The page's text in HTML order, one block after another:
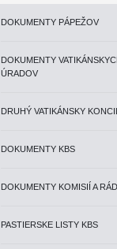
DOKUMENTY PÁPEŽOV
DOKUMENTY
ÚRADOV
DRUHÝ VATIKÁNSKY KONCIL
DOKUMENTY KBS
DOKUMENTY KOMISIÍ A
PASTIERSKE LISTY KBS